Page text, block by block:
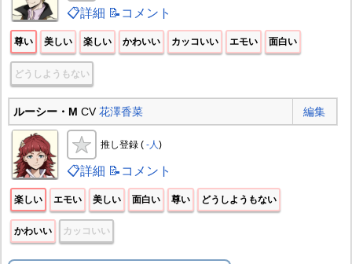
📋詳細 📝コメント
尊い 美しい 楽しい かわいい カッコいい エモい 面白い
どうしようもない
ルーシー・M CV花澤香菜 編集
推し登録 ( -人)
📋詳細 📝コメント
楽しい エモい 美しい 面白い 尊い どうしようもない
かわいい カッコいい